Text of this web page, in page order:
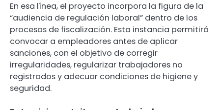
En esa línea, el proyecto incorpora la figura de la
“audiencia de regulación laboral” dentro de los
procesos de fiscalización. Esta instancia permitirá
convocar a empleadores antes de aplicar
sanciones, con el objetivo de corregir
irregularidades, regularizar trabajadores no
registrados y adecuar condiciones de higiene y
seguridad.